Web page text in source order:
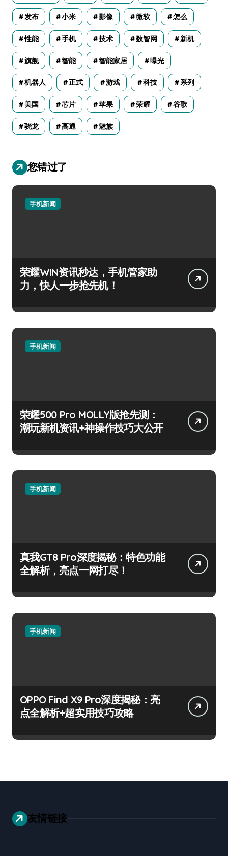
发布 小米 影像 微软 怎么
性能 手机 技术 数智网 新机
旗舰 智能 智能家居 曝光
机器人 正式 游戏 科技 系列
美国 芯片 苹果 荣耀 谷歌
骁龙 高通 魅族
您错过了
手机新闻
荣耀WIN资讯秒达，手机管家助
力，快人一步抢先机！
手机新闻
荣耀500 Pro MOLLY版抢先测：
潮玩新机资讯+神操作技巧大公开
手机新闻
真我GT8 Pro深度揭秘：特色功能
全解析，亮点一网打尽！
手机新闻
OPPO Find X9 Pro深度揭秘：亮
点全解析+超实用技巧攻略
友情链接